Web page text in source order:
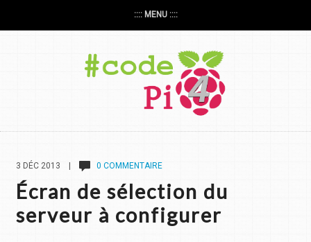
:::: MENU ::::
3 DÉC 2013 | 0 COMMENTAIRE
Écran de sélection du
serveur à configurer